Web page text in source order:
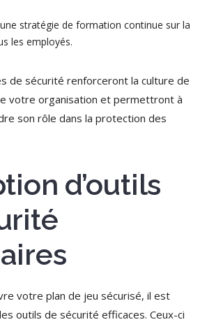
stratégie de formation continue sur la
les employés.
de sécurité renforceront la culture de
votre organisation et permettront à
son rôle dans la protection des
d’outils
votre plan de jeu sécurisé, il est
outils de sécurité efficaces. Ceux-ci